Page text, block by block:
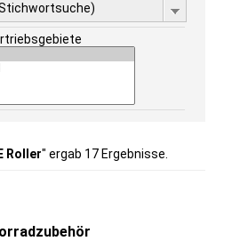
E Roller" ergab 17 Ergebnisse.